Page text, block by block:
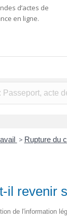
d’actes de
en ligne.
> Rupture du
il revenir
de l'information